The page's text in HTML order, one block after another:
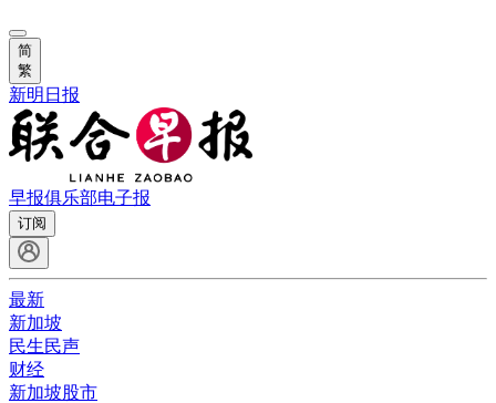
简
繁
新明日报
早报俱乐部电子报
订阅
最新
新加坡
民生民声
财经
新加坡股市